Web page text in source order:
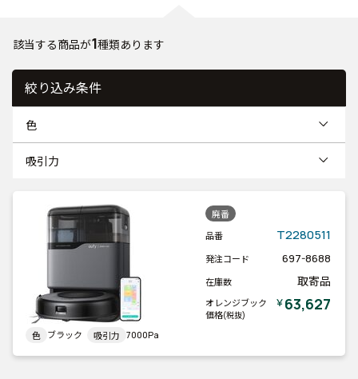
該当する商品が1種類あります
絞り込み条件
色
吸引力
廃番
品番
T2280511
発注コード 697-8688
在庫数 取寄品
オレンジブック
価格(税抜)
￥63,627
色 ブラック 吸引力 7000Pa